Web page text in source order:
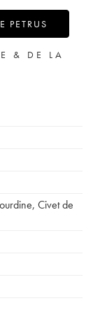
PETRUS
& DE LA
, Civet de